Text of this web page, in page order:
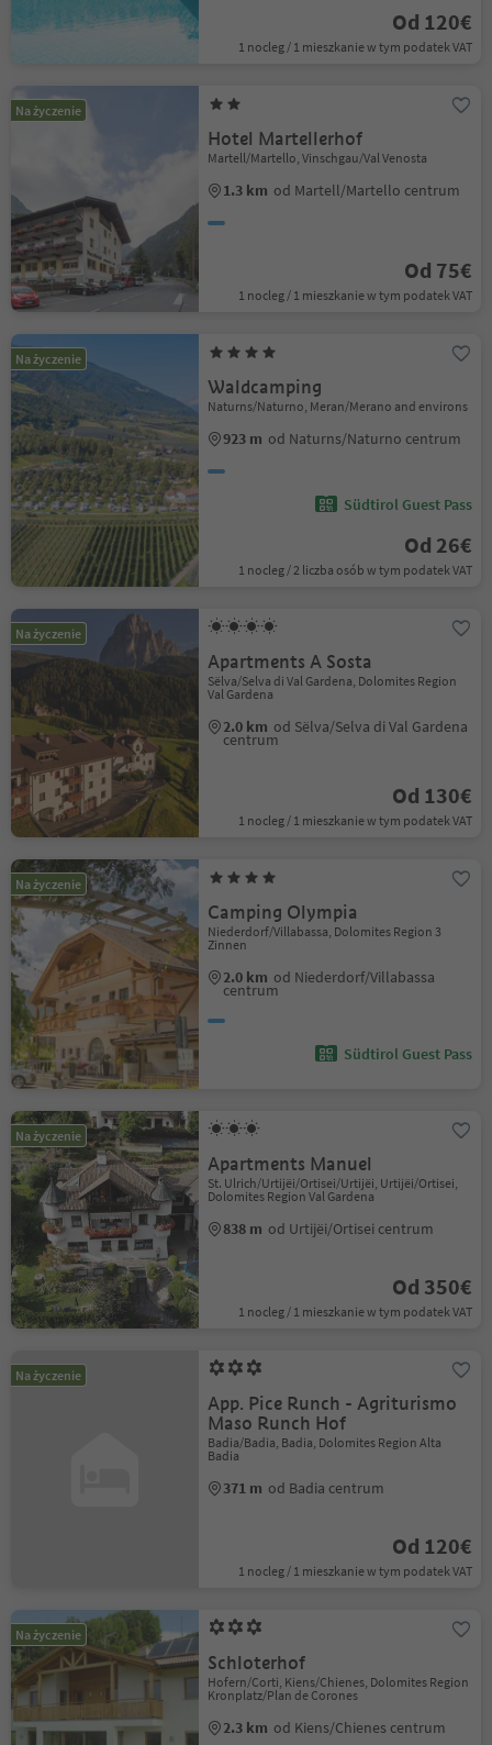
Od 120€
1 nocleg / 1 mieszkanie w tym podatek VAT
Na życzenie
Hotel Martellerhof
Martell/Martello, Vinschgau/Val Venosta
1.3 km od Martell/Martello centrum
Od 75€
1 nocleg / 1 mieszkanie w tym podatek VAT
Na życzenie
Waldcamping
Naturns/Naturno, Meran/Merano and environs
923 m od Naturns/Naturno centrum
Südtirol Guest Pass
Od 26€
1 nocleg / 2 liczba osób w tym podatek VAT
Na życzenie
Apartments A Sosta
Sëlva/Selva di Val Gardena, Dolomites Region
Val Gardena
2.0 km od Sëlva/Selva di Val Gardena
centrum
Od 130€
1 nocleg / 1 mieszkanie w tym podatek VAT
Na życzenie
Camping Olympia
Niederdorf/Villabassa, Dolomites Region 3
Zinnen
2.0 km od Niederdorf/Villabassa
centrum
Südtirol Guest Pass
Na życzenie
Apartments Manuel
St. Ulrich/Urtijëi/Ortisei/Urtijëi, Urtijëi/Ortisei,
Dolomites Region Val Gardena
838 m od Urtijëi/Ortisei centrum
Od 350€
1 nocleg / 1 mieszkanie w tym podatek VAT
Na życzenie
App. Pice Runch - Agriturismo
Maso Runch Hof
Badia/Badia, Badia, Dolomites Region Alta
Badia
371 m od Badia centrum
Od 120€
1 nocleg / 1 mieszkanie w tym podatek VAT
Na życzenie
Schloterhof
Hofern/Corti, Kiens/Chienes, Dolomites Region
Kronplatz/Plan de Corones
2.3 km od Kiens/Chienes centrum